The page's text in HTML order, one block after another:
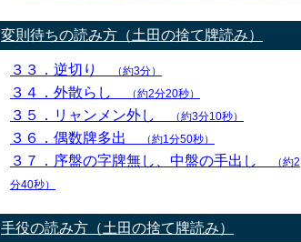
変則待ちの読み方（土田の捨て牌読み）
３３．逆切り （約3分）
３４．外散らし （約2分20秒）
３５．リャンメン外し （約3分10秒）
３６．偶数牌多出 （約1分50秒）
３７．序盤の字牌無し、中盤の手出し
（約2
分40秒）
手役の読み方（土田の捨て牌読み）